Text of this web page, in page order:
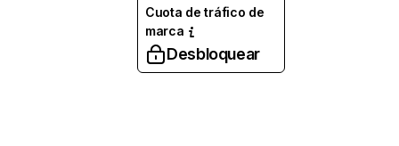
Cuota de tráfico de
marca
Desbloquear